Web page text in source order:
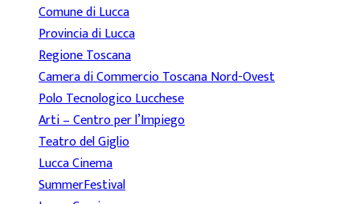
Comune di Lucca
Provincia di Lucca
Regione Toscana
Camera di Commercio Toscana Nord-Ovest
Polo Tecnologico Lucchese
Arti – Centro per l’Impiego
Teatro del Giglio
Lucca Cinema
SummerFestival